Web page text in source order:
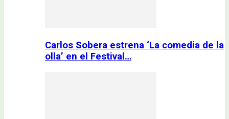
Carlos Sobera estrena ‘La comedia de la
olla’ en el Festival…